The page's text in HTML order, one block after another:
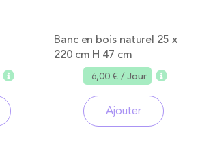
Banc en bois naturel 25 x
220 cm H 47 cm
6,00 €/ Jour
Ajouter